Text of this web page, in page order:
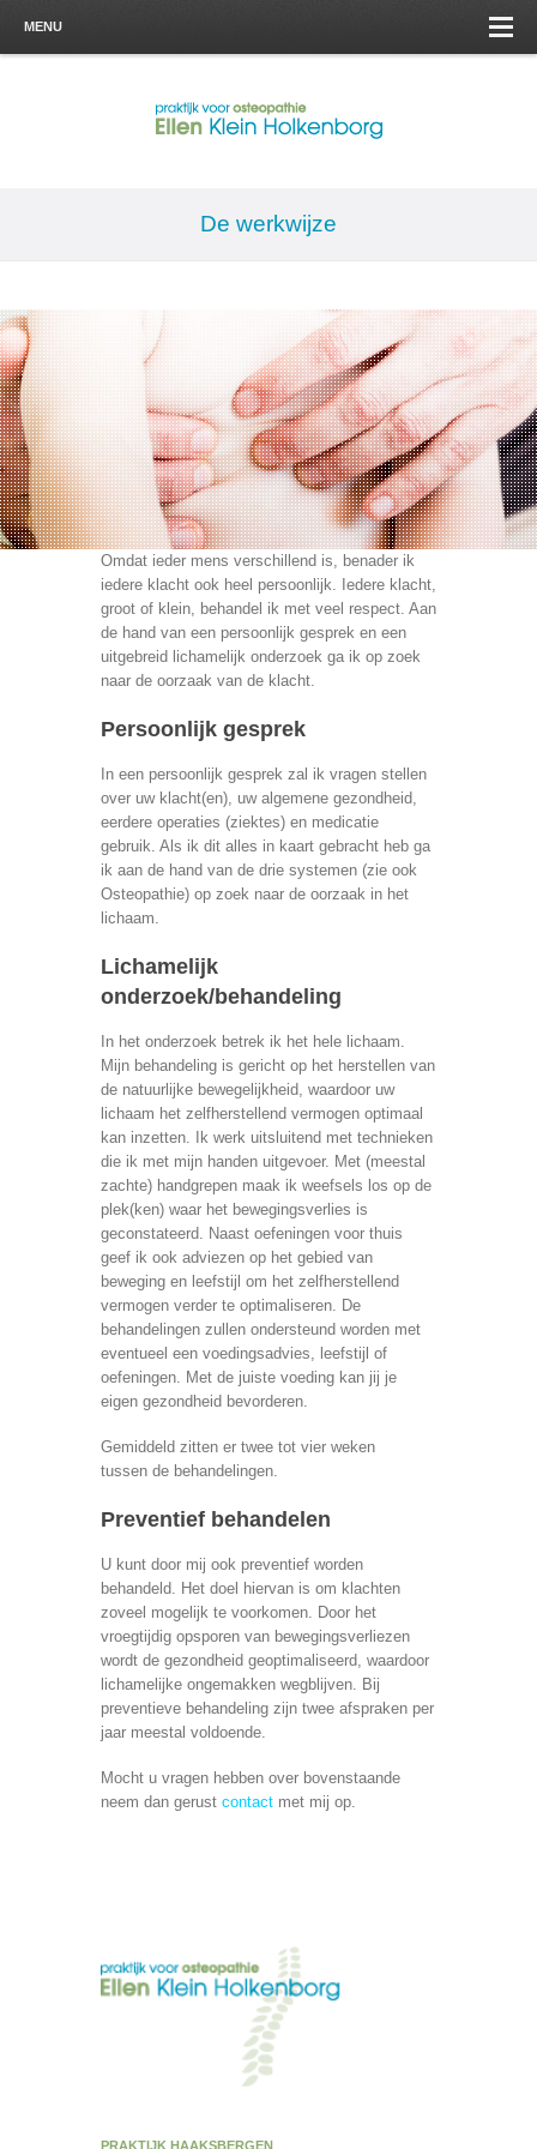
MENU
De werkwijze
Omdat ieder mens verschillend is, benader ik
iedere klacht ook heel persoonlijk. Iedere klacht,
groot of klein, behandel ik met veel respect. Aan
de hand van een persoonlijk gesprek en een
uitgebreid lichamelijk onderzoek ga ik op zoek
naar de oorzaak van de klacht.
Persoonlijk gesprek
In een persoonlijk gesprek zal ik vragen stellen
over uw klacht(en), uw algemene gezondheid,
eerdere operaties (ziektes) en medicatie
gebruik. Als ik dit alles in kaart gebracht heb ga
ik aan de hand van de drie systemen (zie ook
Osteopathie) op zoek naar de oorzaak in het
lichaam.
Lichamelijk
onderzoek/behandeling
In het onderzoek betrek ik het hele lichaam.
Mijn behandeling is gericht op het herstellen van
de natuurlijke bewegelijkheid, waardoor uw
lichaam het zelfherstellend vermogen optimaal
kan inzetten. Ik werk uitsluitend met technieken
die ik met mijn handen uitgevoer. Met (meestal
zachte) handgrepen maak ik weefsels los op de
plek(ken) waar het bewegingsverlies is
geconstateerd. Naast oefeningen voor thuis
geef ik ook adviezen op het gebied van
beweging en leefstijl om het zelfherstellend
vermogen verder te optimaliseren. De
behandelingen zullen ondersteund worden met
eventueel een voedingsadvies, leefstijl of
oefeningen. Met de juiste voeding kan jij je
eigen gezondheid bevorderen.
Gemiddeld zitten er twee tot vier weken
tussen de behandelingen.
Preventief behandelen
U kunt door mij ook preventief worden
behandeld. Het doel hiervan is om klachten
zoveel mogelijk te voorkomen. Door het
vroegtijdig opsporen van bewegingsverliezen
wordt de gezondheid geoptimaliseerd, waardoor
lichamelijke ongemakken wegblijven. Bij
preventieve behandeling zijn twee afspraken per
jaar meestal voldoende.
Mocht u vragen hebben over bovenstaande
neem dan gerust contact met mij op.
PRAKTIJK HAAKSBERGEN